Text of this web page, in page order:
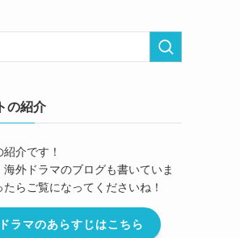
の紹介
介です！
外ドラマのブログも書いていま
らご覧になってくださいね！
ラマのあらすじはこちら